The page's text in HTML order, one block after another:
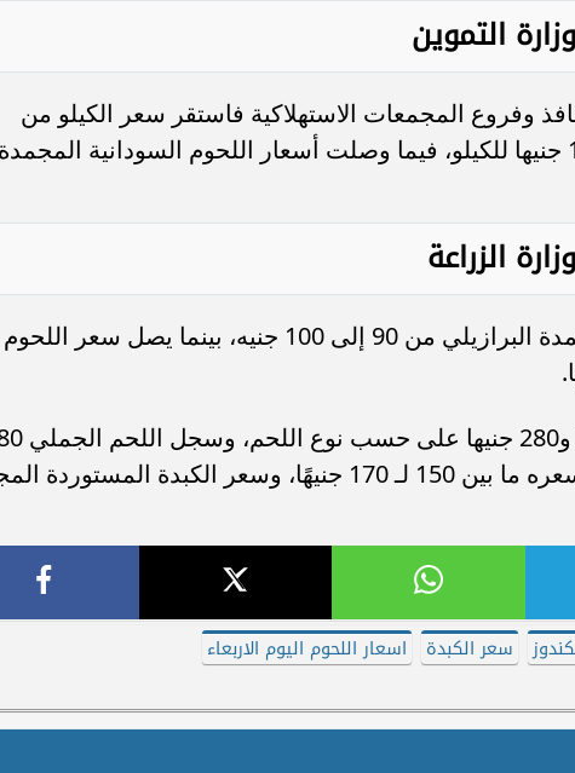
التموين
وفروع المجمعات الاستهلاكية فاستقر سعر الكيلو من
اللحوم السودانية الطازجة إلى 195 جنيها للكيلو، فيما وصلت أسعار اللحوم السودانية
الزراعة
تراوح سعر الكيلو من اللحوم المجمدة البرازيلي من 90 إلى 100 جنيه، بينما يصل سعر اللحوم
وسجل سعر اللحم الضأن بين 240 و280
جنيهًا، أما اللحم المفروم فيتراوح سعره ما بين 150 لـ 170 جنيهًا، وسعر الكبدة
سعر الكبدة
اسعار اللحوم اليوم الاربعاء